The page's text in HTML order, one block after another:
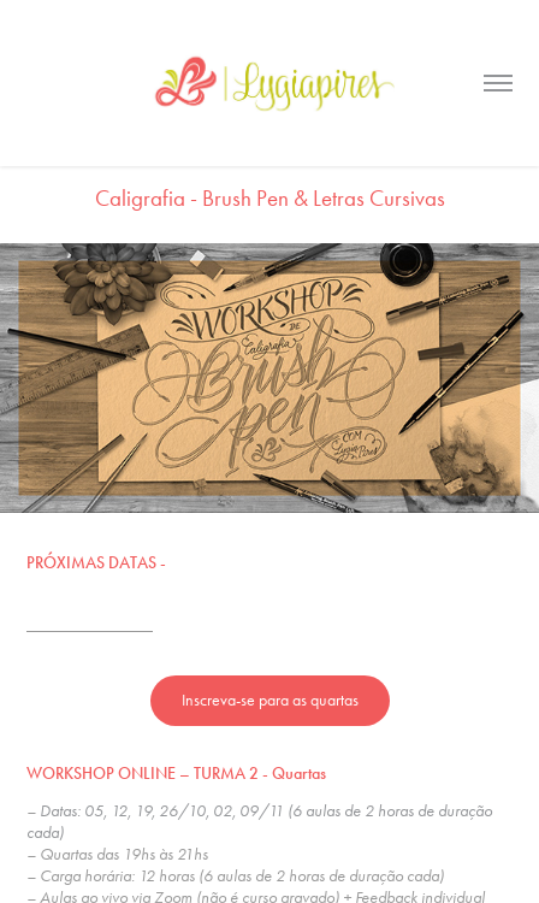
Caligrafia - Brush Pen & Letras Cursivas
PRÓXIMAS DATAS -
Inscreva-se para as quartas
WORKSHOP ONLINE – TURMA 2 - Quartas
– Datas: 05, 12, 19, 26/10, 02, 09/11 (6 aulas de 2 horas de duração
cada)
– Quartas das 19hs às 21hs
– Carga horária: 12 horas (6 aulas de 2 horas de duração cada)
– Aulas ao vivo via Zoom (não é curso gravado) + Feedback individual